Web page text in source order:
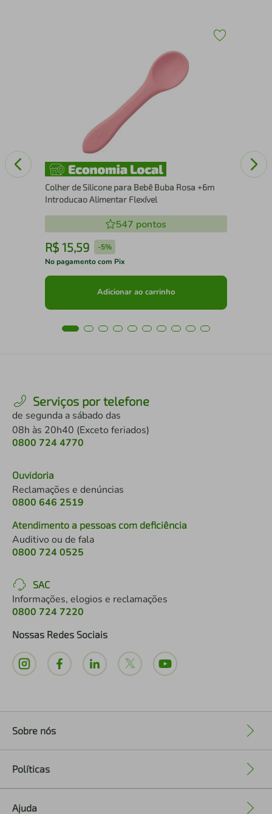
Colher de Silicone para Bebê Buba Rosa +6m
Introducao Alimentar Flexível
547 pontos
R$ 15,59 -5%
No pagamento com Pix
Adicionar ao carrinho
Serviços por telefone
de segunda a sábado das
08h às 20h40 (Exceto feriados)
0800 724 4770
Ouvidoria
Reclamações e denúncias
0800 646 2519
Atendimento a pessoas com deficiência
Auditivo ou de fala
0800 724 0525
SAC
Informações, elogios e reclamações
0800 724 7220
Nossas Redes Sociais
Sobre nós
Políticas
Ajuda